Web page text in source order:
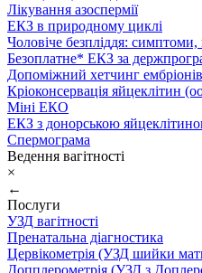
Лікування азоспермії
ЕКЗ в природному циклі
Чоловіче безпліддя:
Безоплатне* ЕКЗ за
Допоміжний хетчинг ембріонів
Кріоконсервація яйцеклітин
Міні ЕКО
ЕКЗ з донорською
Спермограма
Ведення вагітності
×
←
Послуги
УЗД вагітності
Пренатальна діагностика
Цервікометрія (УЗД шийки
Допплерометрія (УЗД з